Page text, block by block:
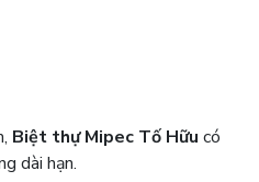
Biệt thự Mipec Tố Hữu có
dài hạn.